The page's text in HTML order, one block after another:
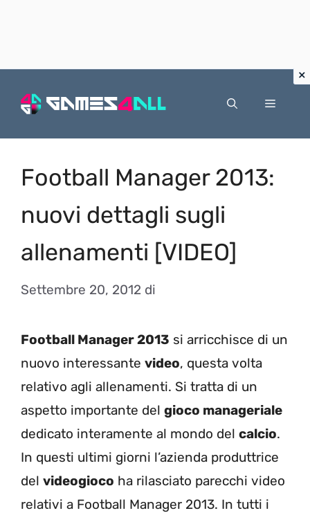
Menu
Football Manager 2013:
nuovi dettagli sugli
allenamenti [VIDEO]
Settembre 20, 2012 di
Football Manager 2013 si arricchisce di un
nuovo interessante video, questa volta
relativo agli allenamenti. Si tratta di un
aspetto importante del gioco manageriale
dedicato interamente al mondo del calcio.
In questi ultimi giorni l’azienda produttrice
del videogioco ha rilasciato parecchi video
relativi a Football Manager 2013. In tutti i